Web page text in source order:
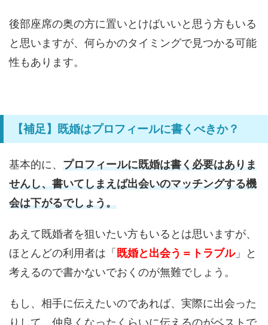
後部座席の奥の方に置いとけばいいと思う方もいる
と思いますが、何らかのタイミングで見つかる可能
性もあります。
【補足】既婚はプロフィールに書くべきか？
基本的に、 プロフィールに既婚は書く必要はありま
せんし、書いてしまえば出会いのマッチングする機
会は下がるでしょう。
あえて既婚者を狙いたい方もいるとは思いますが、
ほとんどの利用者は「 既婚と出会う＝トラブル」と
考えるので書かないでおくのが無難でしょう。
もし、相手に伝えたいのであれば、実際に出会った
りして、仲良くなったくらいに伝えるのがベストで